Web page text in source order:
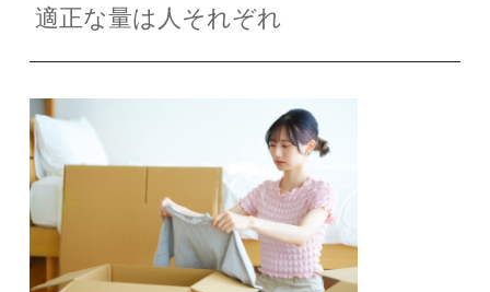
適正な量は人それぞれ